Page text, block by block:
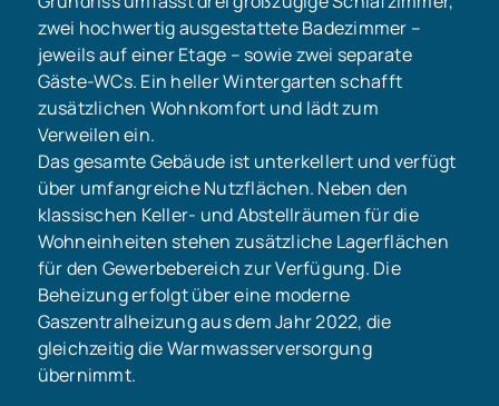
zwei hochwertig ausgestattete Badezimmer –
jeweils auf einer Etage – sowie zwei separate
Gäste-WCs. Ein heller Wintergarten schafft
zusätzlichen Wohnkomfort und lädt zum
Verweilen ein.
Das gesamte Gebäude ist unterkellert und verfügt
über umfangreiche Nutzflächen. Neben den
klassischen Keller- und Abstellräumen für die
Wohneinheiten stehen zusätzliche Lagerflächen
für den Gewerbebereich zur Verfügung. Die
Beheizung erfolgt über eine moderne
Gaszentralheizung aus dem Jahr 2022, die
gleichzeitig die Warmwasserversorgung
übernimmt.